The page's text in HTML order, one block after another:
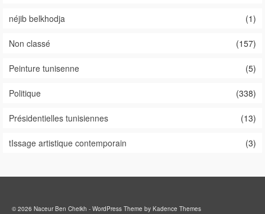
néjib belkhodja (1)
Non classé (157)
Peinture tunisenne (5)
Politique (338)
Présidentielles tunisiennes (13)
tIssage artistique contemporain (3)
© 2026 Naceur Ben Cheikh - WordPress Theme by Kadence Themes